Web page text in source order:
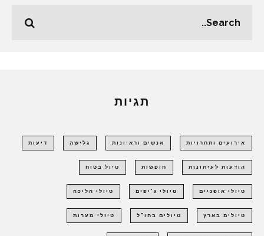
תגיות
אירועים ותחרויות אנשים וראיונות גלישה דיעות
הודעות לעיתונות חופשות טיול בטוח
טיולי אופניים טיולי ג'יפים טיולי הליכה
טיולים בארץ טיולים בחו"ל טיולי מערות